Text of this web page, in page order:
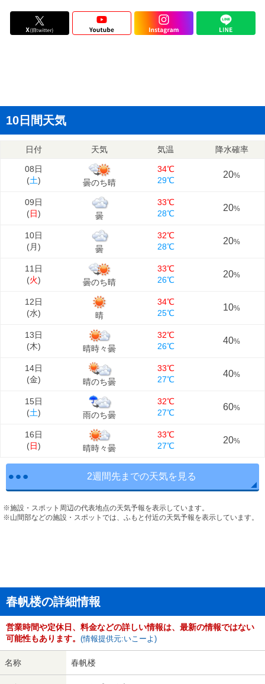
10日間天気
日付 天気 気温 降水確率
08日
(土) 曇のち晴
34℃
29℃
20%
09日
(日) 曇
33℃
28℃
20%
10日
(月) 曇
32℃
28℃
20%
11日
(火) 曇のち晴
33℃
26℃
20%
12日
(水) 晴
34℃
25℃
10%
13日
(木) 晴時々曇
32℃
26℃
40%
14日
(金) 晴のち曇
33℃
27℃
40%
15日
(土) 雨のち曇
32℃
27℃
60%
16日
(日) 晴時々曇
33℃
27℃
20%
2週間先までの天気を見る
※施設・スポット周辺の代表地点の天気予報を表示しています。
※山間部などの施設・スポットでは、ふもと付近の天気予報を表示しています。
春帆楼の詳細情報
営業時間や定休日、料金などの詳しい情報は、最新の情報ではない
可能性もあります。 (情報提供元:いこーよ)
名称 春帆楼